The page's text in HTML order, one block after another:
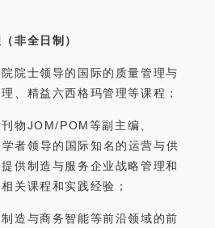
非全日制）
院士领导的国际的质量管理与
、精益六西格玛管理等课程；
物JOM/POM等副主编、
者领导的国际知名的运营与供
供制造与服务企业战略管理和
关课程和实践经验；
造与商务智能等前沿领域的前